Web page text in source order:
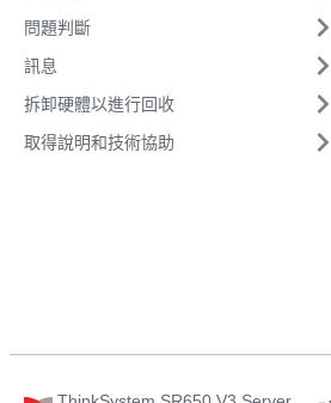
問題判斷
訊息
拆卸硬體以進行回收
取得說明和技術協助